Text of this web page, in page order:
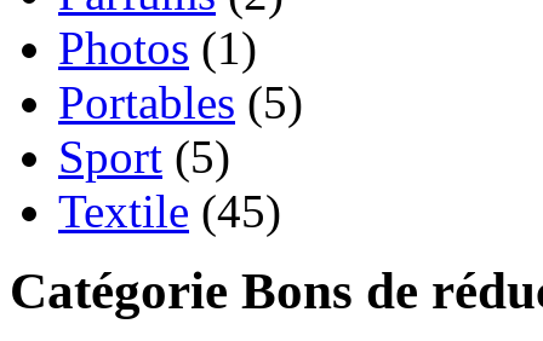
Photos (1)
Portables (5)
Sport (5)
Textile (45)
Catégorie Bons de